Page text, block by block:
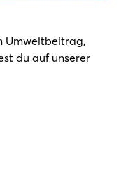
Umweltbeitrag,
du auf unserer